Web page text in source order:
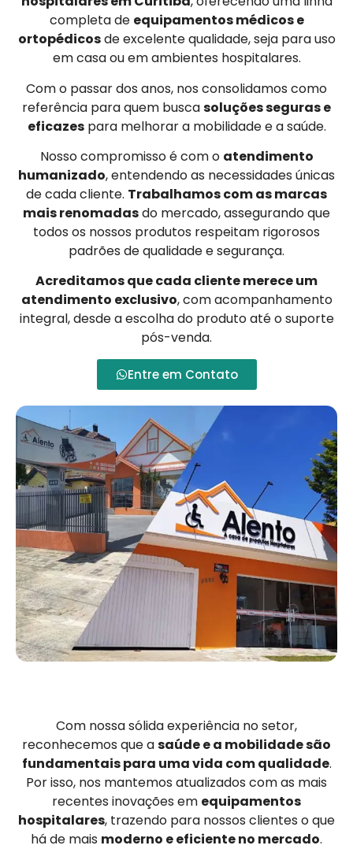
completa de equipamentos médicos e
ortopédicosde excelente qualidade, seja para uso
em casa ou em ambientes hospitalares.
Com o passar dos anos, nos consolidamos como
referência para quem buscasoluções seguras e
eficazespara melhorar a mobilidade e a saúde.
Nosso compromisso é com o atendimento
humanizado, entendendo as necessidades únicas
de cada cliente. Trabalhamos com as marcas
mais renomadasdo mercado, assegurando que
todos os nossos produtos respeitam rigorosos
padrões de qualidade e segurança.
Acreditamos que cada cliente merece um
atendimento exclusivo, com acompanhamento
integral, desde a escolha do produto até o suporte
pós-venda.
Entre em Contato
Com nossa sólida experiência no setor,
reconhecemos que asaúde e a mobilidade são
fundamentais para uma vida com qualidade.
Por isso, nos mantemos atualizados com as mais
recentes inovações em equipamentos
hospitalares, trazendo para nossos clientes o que
há de mais moderno e eficiente no mercado.